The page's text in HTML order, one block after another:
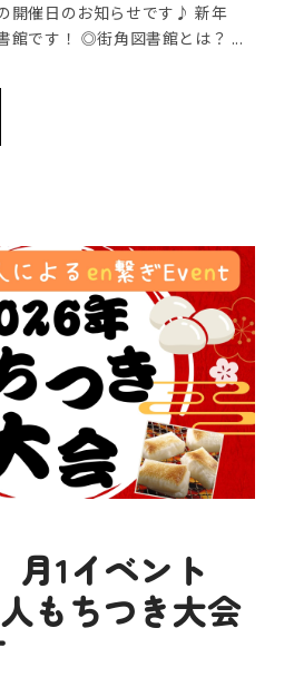
開催日のお知らせです♪ 新年
館です！ ◎街角図書館とは？ ...
月1イベント
もちつき大会